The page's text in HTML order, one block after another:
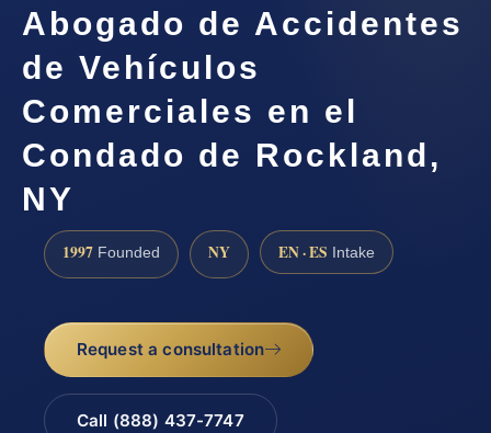
Abogado de Accidentes
de Vehículos
Comerciales en el
Condado de Rockland,
NY
1997 Founded NY EN · ES Intake
Request a consultation
Call (888) 437-7747